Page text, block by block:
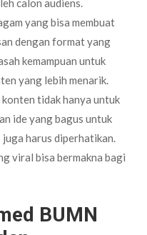
calon audiens.
yang bisa membuat
dengan format yang
kemampuan untuk
yang lebih menarik.
tidak hanya untuk
ide yang bagus untuk
harus diperhatikan.
viral bisa bermakna bagi
BUMN